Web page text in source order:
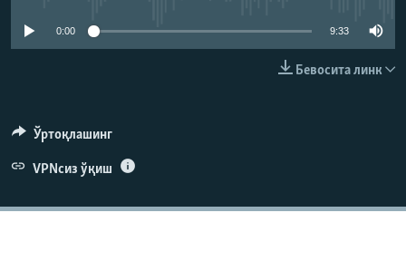
0:00 9:33
Бевосита линк
Ўртоқлашинг
VPNсиз ўқиш